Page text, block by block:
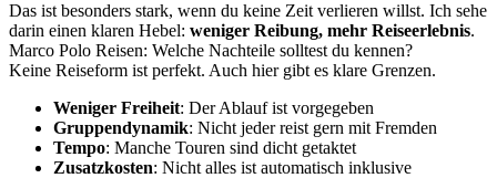
Das ist besonders stark, wenn du keine Zeit verlieren willst. Ich sehe
darin einen klaren Hebel: weniger Reibung, mehr Reiseerlebnis.
Marco Polo Reisen: Welche Nachteile solltest du kennen?
Keine Reiseform ist perfekt. Auch hier gibt es klare Grenzen.
Weniger Freiheit: Der Ablauf ist vorgegeben
Gruppendynamik: Nicht jeder reist gern mit Fremden
Tempo: Manche Touren sind dicht getaktet
Zusatzkosten: Nicht alles ist automatisch inklusive